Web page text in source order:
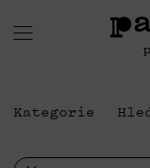
Kategorie